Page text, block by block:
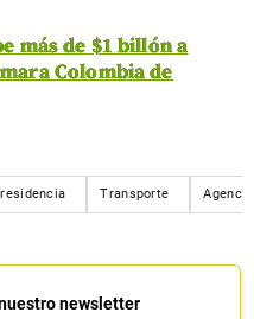
más de $1 billón a
Colombia de
Transporte
newsletter